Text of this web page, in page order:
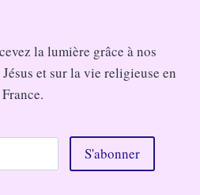
la lumière grâce à nos
et sur la vie religieuse en
France.